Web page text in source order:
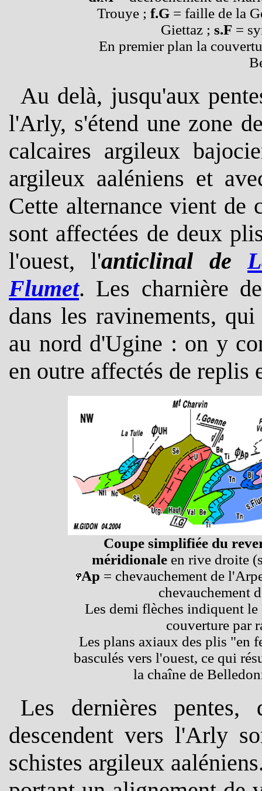
Trouye ; f.G= faille de la
Giettaz ; s.F =
En premier plan la
Au delà, jusqu'aux
l'Arly, s'étend une zone
calcaires argileux
argileux aaléniens et
Cette alternance vient de
sont affectées de deux
l'ouest, l'anticlinal de
Flumet. Les charnière
dans les ravinements,
au nord d'Ugine : on y
en outre affectés de replis
Coupe simplifiée du
méridionaleen rive droite
Ap = chevauchement de
chevauchement
Les demi flèches indiquent
couverture par
Les plans axiaux des plis "en
basculés vers l'ouest, ce qui
la chaîne de
Les dernières
descendent vers l'Arly
schistes argileux